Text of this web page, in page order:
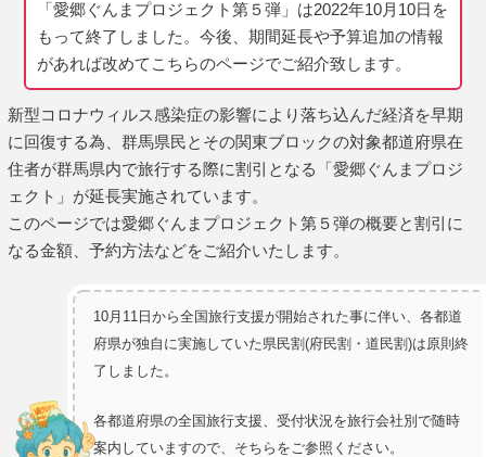
「愛郷ぐんまプロジェクト第５弾」は2022年10月10日を
もって終了しました。今後、期間延長や予算追加の情報
があれば改めてこちらのページでご紹介致します。
新型コロナウィルス感染症の影響により落ち込んだ経済を早期
に回復する為、群馬県民とその関東ブロックの対象都道府県在
住者が群馬県内で旅行する際に割引となる「愛郷ぐんまプロジ
ェクト」が延長実施されています。
このページでは愛郷ぐんまプロジェクト第５弾の概要と割引に
なる金額、予約方法などをご紹介いたします。
10月11日から全国旅行支援が開始された事に伴い、各都道
府県が独自に実施していた県民割(府民割・道民割)は原則終
了しました。
各都道府県の全国旅行支援、受付状況を旅行会社別で随時
案内していますので、そちらをご参照ください。